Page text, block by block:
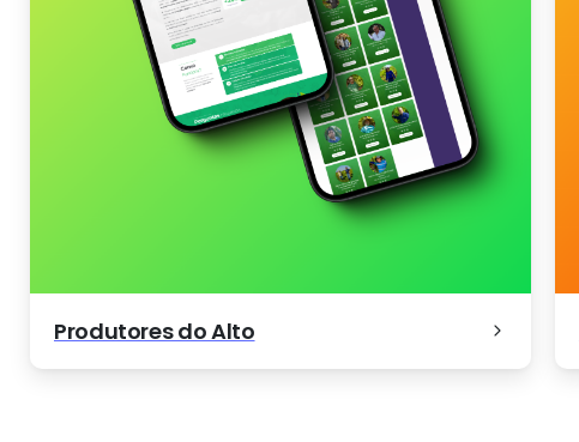
Parente Advocacia
Produtores do Alto